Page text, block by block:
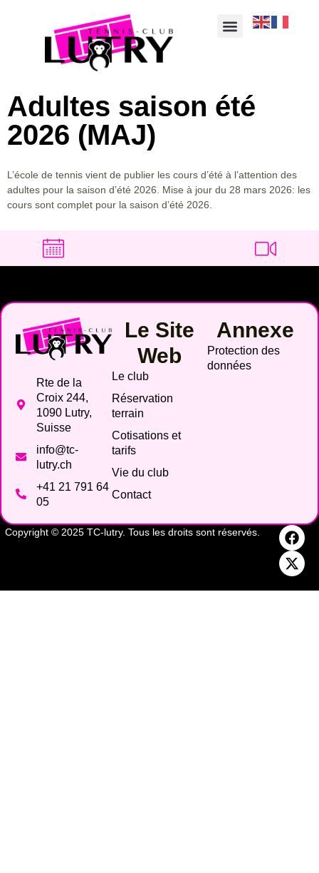
Adultes saison été
2026 (MAJ)
L’école de tennis vient de publier les cours d’été à l’attention des
adultes pour la saison d’été 2026. Mise à jour du 28 mars 2026: les
cours sont complet pour la saison d’été 2026.
Rte de la
Croix 244,
1090 Lutry,
Suisse
info@tc-
lutry.ch
+41 21 791 64
05
Le Site
Web
Le club
Réservation
terrain
Cotisations et
tarifs
Vie du club
Contact
Annexe
Protection des
données
Copyright © 2025 TC-lutry. Tous les droits sont réservés.